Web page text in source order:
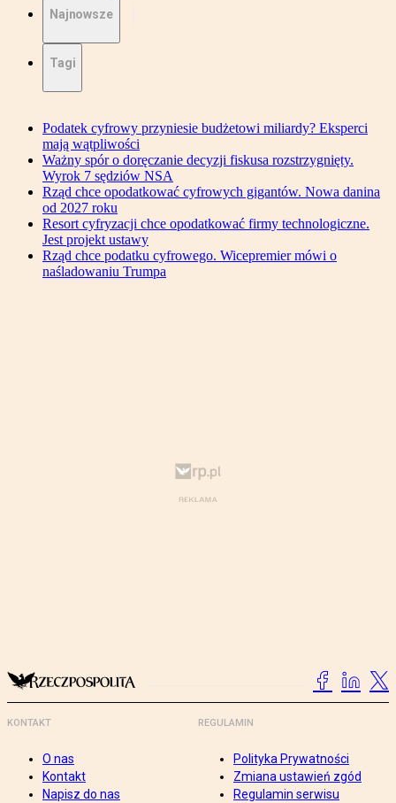
Najnowsze
Tagi
Podatek cyfrowy przyniesie budżetowi miliardy? Eksperci
mają wątpliwości
Ważny spór o doręczanie decyzji fiskusa rozstrzygnięty.
Wyrok 7 sędziów NSA
Rząd chce opodatkować cyfrowych gigantów. Nowa danina
od 2027 roku
Resort cyfryzacji chce opodatkować firmy technologiczne.
Jest projekt ustawy
Rząd chce podatku cyfrowego. Wicepremier mówi o
naśladowaniu Trumpa
KONTAKT
O nas
Kontakt
Napisz do nas
REGULAMIN
Polityka Prywatności
Zmiana ustawień zgód
Regulamin serwisu